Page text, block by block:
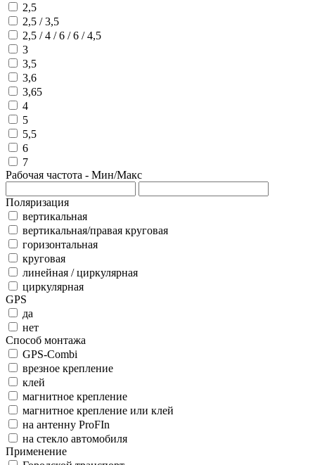
2,5
2,5 / 3,5
2,5 / 4 / 6 / 6 / 4,5
3
3,5
3,6
3,65
4
5
5,5
6
7
Рабочая частота - Мин/Макс
Поляризация
вертикальная
вертикальная/правая круговая
горизонтальная
круговая
линейная / циркулярная
циркулярная
GPS
да
нет
Способ монтажа
GPS-Combi
врезное крепление
клей
магнитное крепление
магнитное крепление или клей
на антенну ProFIn
на стекло автомобиля
Применение